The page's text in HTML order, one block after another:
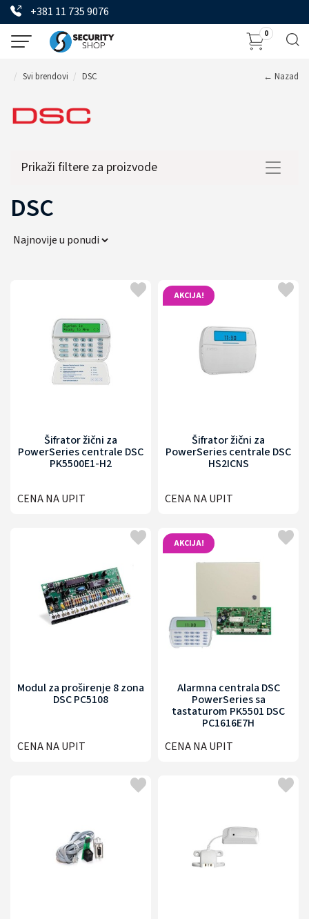
+381 11 735 9076
0
Svi brendovi DSC ← Nazad
Toggle
Prikaži filtere za proizvode
DSC
Šifrator žični za
PowerSeries centrale DSC
PK5500E1-H2
CENA NA UPIT
AKCIJA!
Šifrator žični za
PowerSeries centrale DSC
HS2ICNS
CENA NA UPIT
Modul za proširenje 8 zona
DSC PC5108
CENA NA UPIT
AKCIJA!
Alarmna centrala DSC
PowerSeries sa
tastaturom PK5501 DSC
PC1616E7H
CENA NA UPIT